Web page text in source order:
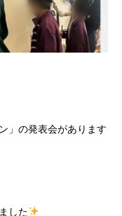
」の発表会があります
した